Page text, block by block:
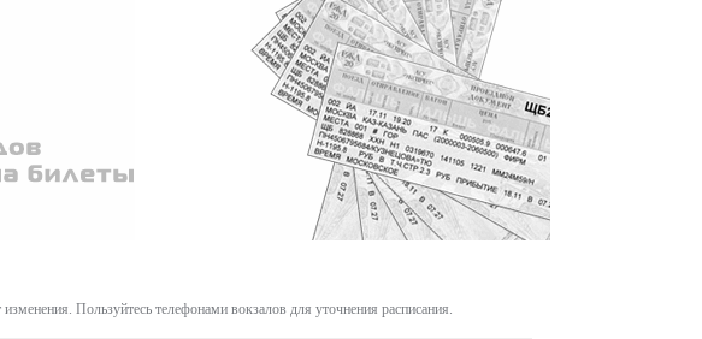
Пользуйтесь телефонами вокзалов для уточнения расписания.